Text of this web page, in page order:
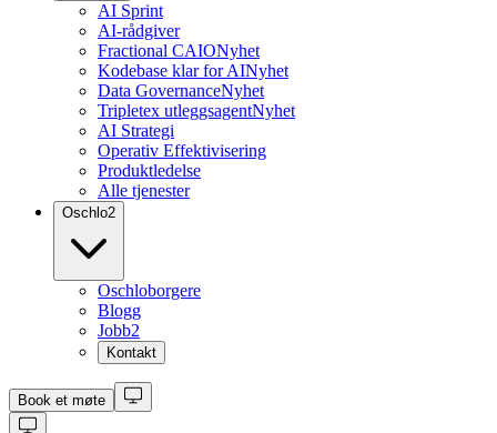
AI Sprint
AI-rådgiver
Fractional CAIONyhet
Kodebase klar for AINyhet
Data GovernanceNyhet
Tripletex utleggsagentNyhet
AI Strategi
Operativ Effektivisering
Produktledelse
Alle tjenester
Oschlo2
Oschloborgere
Blogg
Jobb2
Kontakt
Book et møte